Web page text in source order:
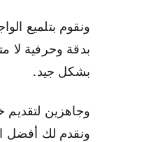
ونقوم بتلميع
بدقة وحرفية لا
بشكل جيد.
وجاهزين لتقديم
ونقدم لك أفضل